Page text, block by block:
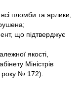
пломби та ярлики;
що підтверджує
якості,
Міністрів
року № 172).